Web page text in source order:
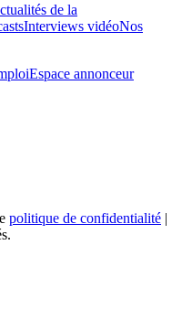
de la
Interviews vidéoNos
Espace annonceur
politique de confidentialité |